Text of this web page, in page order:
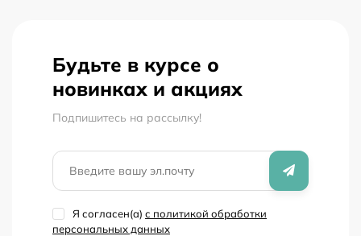
Будьте в курсе о
новинках и акциях
Подпишитесь на рассылкy!
Я согласен(a) с политикой обработки
персональных данных